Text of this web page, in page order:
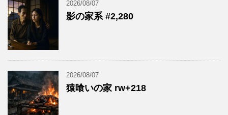
2026/08/07
影の家系 #2,280
2026/08/07
猿喰いの家 rw+218